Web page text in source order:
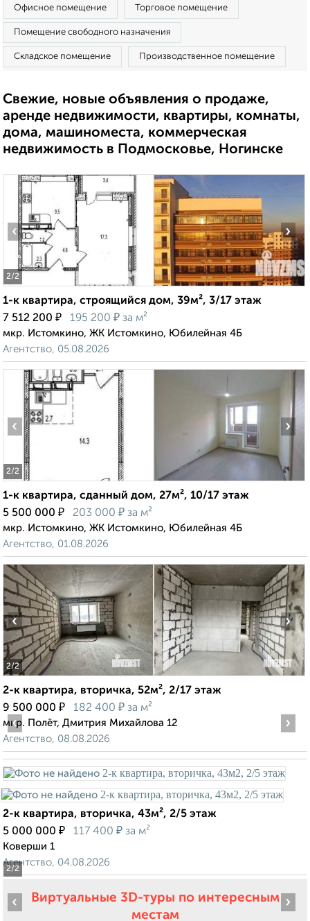
Офисное помещение Торговое помещение
Помещение свободного назначения
Складское помещение Производственное помещение
Свежие, новые объявления о продаже,
аренде недвижимости, квартиры, комнаты,
дома, машиноместа, коммерческая
недвижимость в Подмосковье, Ногинске
2/2
‹ ›
1-к квартира, строящийся дом, 39м², 3/17 этаж
7 512 200 ₽ 195 200 ₽ за м²
мкр. Истомкино, ЖК Истомкино, Юбилейная 4Б
Агентство, 05.08.2026
2/2
‹ ›
1-к квартира, сданный дом, 27м², 10/17 этаж
5 500 000 ₽ 203 000 ₽ за м²
мкр. Истомкино, ЖК Истомкино, Юбилейная 4Б
Агентство, 01.08.2026
2/2
‹ ›
2-к квартира, вторичка, 52м², 2/17 этаж
9 500 000 ₽ 182 400 ₽ за м²
мкр. Полёт, Дмитрия Михайлова 12
Агентство, 08.08.2026
2/2
‹ ›
2-к квартира, вторичка, 43м², 2/5 этаж
5 000 000 ₽ 117 400 ₽ за м²
Коверши 1
Агентство, 04.08.2026
Виртуальные 3D-туры по интересным
местам
‹ ›